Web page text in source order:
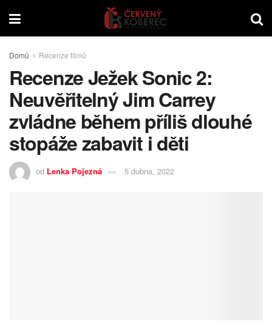
Domů Recenze filmů
Recenze Ježek Sonic 2:
Neuvěřitelný Jim Carrey
zvládne během příliš dlouhé
stopáže zabavit i děti
od Lenka Pojezná 5 dubna, 2022